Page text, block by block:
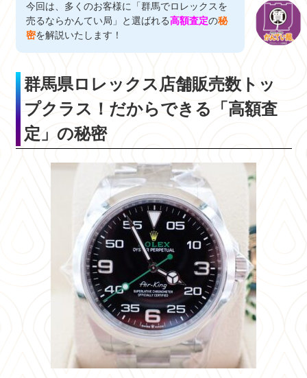
今回は、多くのお客様に「群馬でロレックスを
売るならかんてい局」と選ばれる高額査定の秘
密を解説いたします！
群馬県ロレックス店舗販売数トッ
プクラス！だからできる「高額査
定」の秘密